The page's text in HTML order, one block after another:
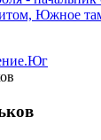
Южное